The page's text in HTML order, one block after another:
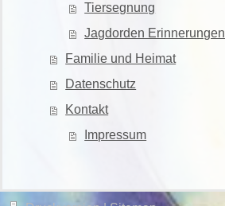
Tiersegnung
Jagdorden Erinnerungen
Familie und Heimat
Datenschutz
Kontakt
Impressum